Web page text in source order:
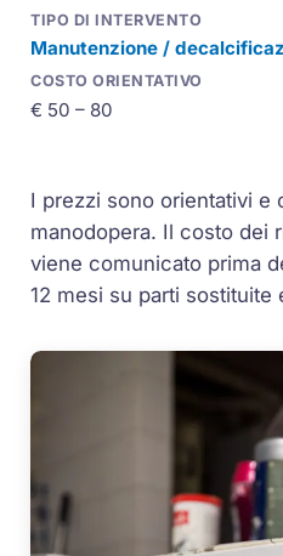
Manutenzione /
€ 50 – 80
I prezzi sono orientativi e
manodopera. Il costo dei
viene comunicato prima
12 mesi su parti sostituite